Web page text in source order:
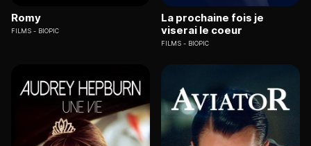
Romy
FILMS BIOPIC
La prochaine fois je
viserai le coeur
FILMS BIOPIC